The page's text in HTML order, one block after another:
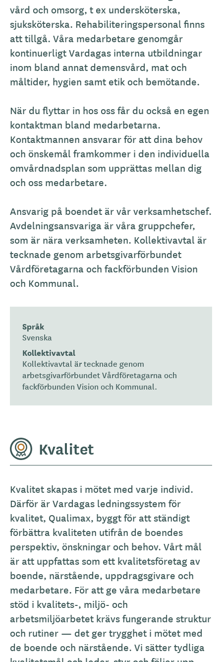
vård och omsorg, t ex undersköterska,
sjuksköterska. Rehabiliteringspersonal finns
att tillgå. Våra medarbetare genomgår
kontinuerligt Vardagas interna utbildningar
inom bland annat demensvård, mat och
måltider, hygien samt etik och bemötande.
När du flyttar in hos oss får du också en egen
kontaktman bland medarbetarna.
Kontaktmannen ansvarar för att dina behov
och önskemål framkommer i den individuella
omvårdnadsplan som upprättas mellan dig
och oss medarbetare.
Ansvarig på boendet är vår verksamhetschef.
Avdelningsansvariga är våra gruppchefer,
som är nära verksamheten. Kollektivavtal är
tecknade genom arbetsgivarförbundet
Vårdföretagarna och fackförbunden Vision
och Kommunal.
Språk
Svenska
Kollektivavtal
Kollektivavtal är tecknade genom
arbetsgivarförbundet Vårdföretagarna och
fackförbunden Vision och Kommunal.
Kvalitet
Kvalitet skapas i mötet med varje individ.
Därför är Vardagas ledningssystem för
kvalitet, Qualimax, byggt för att ständigt
förbättra kvaliteten utifrån de boendes
perspektiv, önskningar och behov. Vårt mål
är att uppfattas som ett kvalitetsföretag av
boende, närstående, uppdragsgivare och
medarbetare. För att ge våra medarbetare
stöd i kvalitets-, miljö- och
arbetsmiljöarbetet krävs fungerande struktur
och rutiner — det ger trygghet i mötet med
de boende och närstående. Vi sätter tydliga